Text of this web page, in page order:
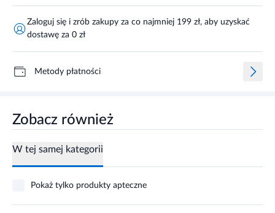
Zaloguj się i zrób zakupy za co najmniej 199 zł, aby uzyskać
dostawę za 0 zł
Metody płatności
Zobacz również
W tej samej kategorii
Pokaż tylko produkty apteczne